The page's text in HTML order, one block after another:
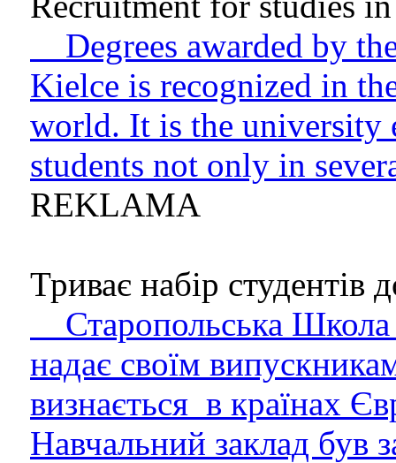
Degrees awarded by
Kielce is recognized in
world. It is the university
students not only in
REKLAMA
Триває набір студентів
Старопольська
надає своїм
визнається в країнах
Навчальний заклад був